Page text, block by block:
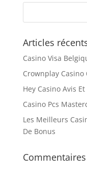
Articles
Casino Visa
Crownplay Casino
Hey Casino Avis
Casino Pcs
Les Meilleurs
De Bonus